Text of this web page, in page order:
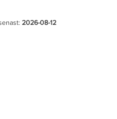
2026-08-12